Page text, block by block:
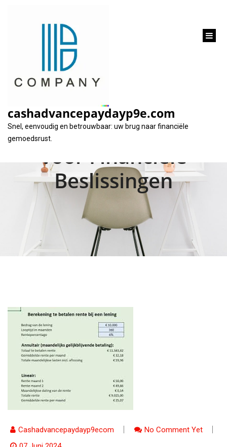
cashadvancepaydayp9e.com
Snel, eenvoudig en betrouwbaar: uw brug naar financiële
gemoedsrust.
Hoe de Rente Over
een Lening
Berekenen: Een Gids
voor Financiële
Beslissingen
Cashadvancepaydayp9ecom
No Comment Yet